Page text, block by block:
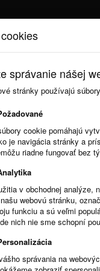
povinnosť
na crz.gov.sk
zverejnenie zmlúv na
boli zmluvy
správanie nášej
stránky používajú
cookie pomáhajú
je navigácia stránky a
riadne fungovať bez
v obchodnej analýze,
webovú stránku,
funkciu a sú veľmi
nich nie sme schopní
správania na